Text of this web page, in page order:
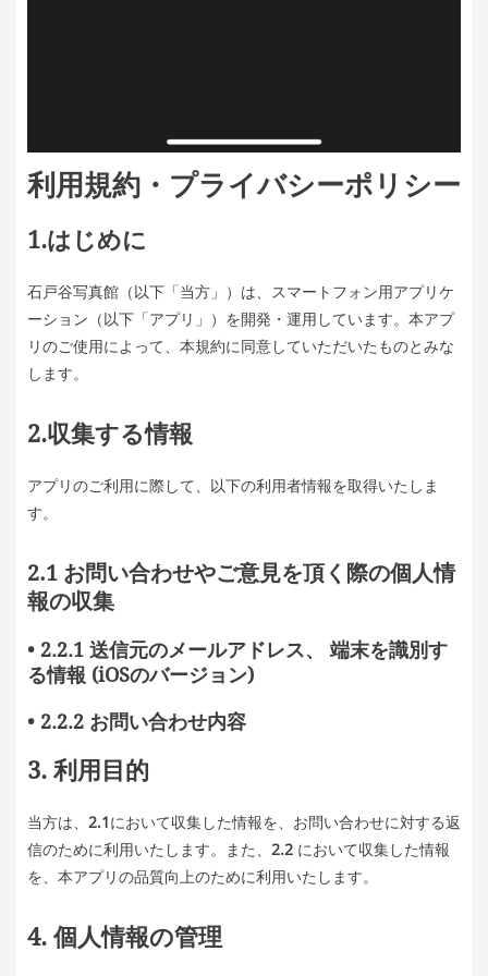
利用規約・プライバシーポリシー
1.はじめに
石戸谷写真館（以下「当方」）は、スマートフォン用アプリケ
ーション（以下「アプリ」）を開発・運用しています。本アプ
リのご使用によって、本規約に同意していただいたものとみな
します。
2.収集する情報
アプリのご利用に際して、以下の利用者情報を取得いたしま
す。
2.1 お問い合わせやご意見を頂く際の個人情
報の収集
• 2.2.1 送信元のメールアドレス、 端末を識別す
る情報 (iOSのバージョン)
• 2.2.2 お問い合わせ内容
3. 利用目的
当方は、 2.1において収集した情報を、お問い合わせに対する返
信のために利用いたします。また、 2.2 において収集した情報
を、本アプリの品質向上のために利用いたします。
4. 個人情報の管理